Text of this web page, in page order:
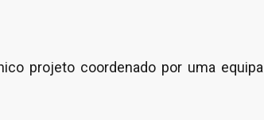
projeto coordenado por uma equipa